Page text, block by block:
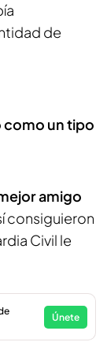
de
un tipo
amigo
consiguieron
Civil le
Únete